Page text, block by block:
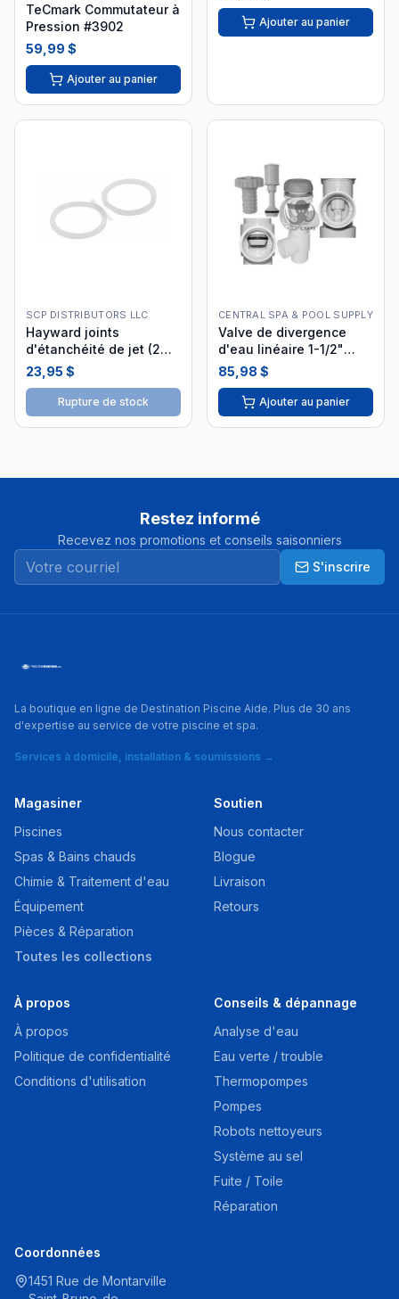
TeCmark Commutateur à
Pression #3902
59,99 $
Ajouter au panier
Ajouter au panier
SCP DISTRIBUTORS LLC
Hayward joints
d'étanchéité de jet (2
pièces) SPX0720PE2
23,95 $
Rupture de stock
CENTRAL SPA & POOL SUPPLY
Valve de divergence
d'eau linéaire 1-1/2"
25042-009-000
85,98 $
Ajouter au panier
Restez informé
Recevez nos promotions et conseils saisonniers
S'inscrire
La boutique en ligne de Destination Piscine Aide. Plus de 30 ans
d'expertise au service de votre piscine et spa.
Services à domicile, installation & soumissions →
Magasiner
Piscines
Spas & Bains chauds
Chimie & Traitement d'eau
Équipement
Pièces & Réparation
Toutes les collections
Soutien
Nous contacter
Blogue
Livraison
Retours
À propos
À propos
Politique de confidentialité
Conditions d'utilisation
Conseils & dépannage
Analyse d'eau
Eau verte / trouble
Thermopompes
Pompes
Robots nettoyeurs
Système au sel
Fuite / Toile
Réparation
Coordonnées
1451 Rue de Montarville